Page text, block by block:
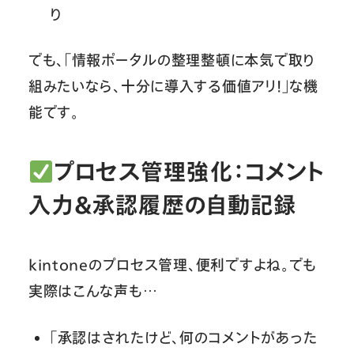
り
でも、「情報ポータルの整理整頓に本気で取り
組みたいなら、十分に導入する価値アリ！」な機
能です。
プロセス管理強化：コメント
入力＆承認履歴の自動記録
kintoneのプロセス管理、便利ですよね。でも
実際はこんな声も…
「承認はされたけど、何のコメントがあった